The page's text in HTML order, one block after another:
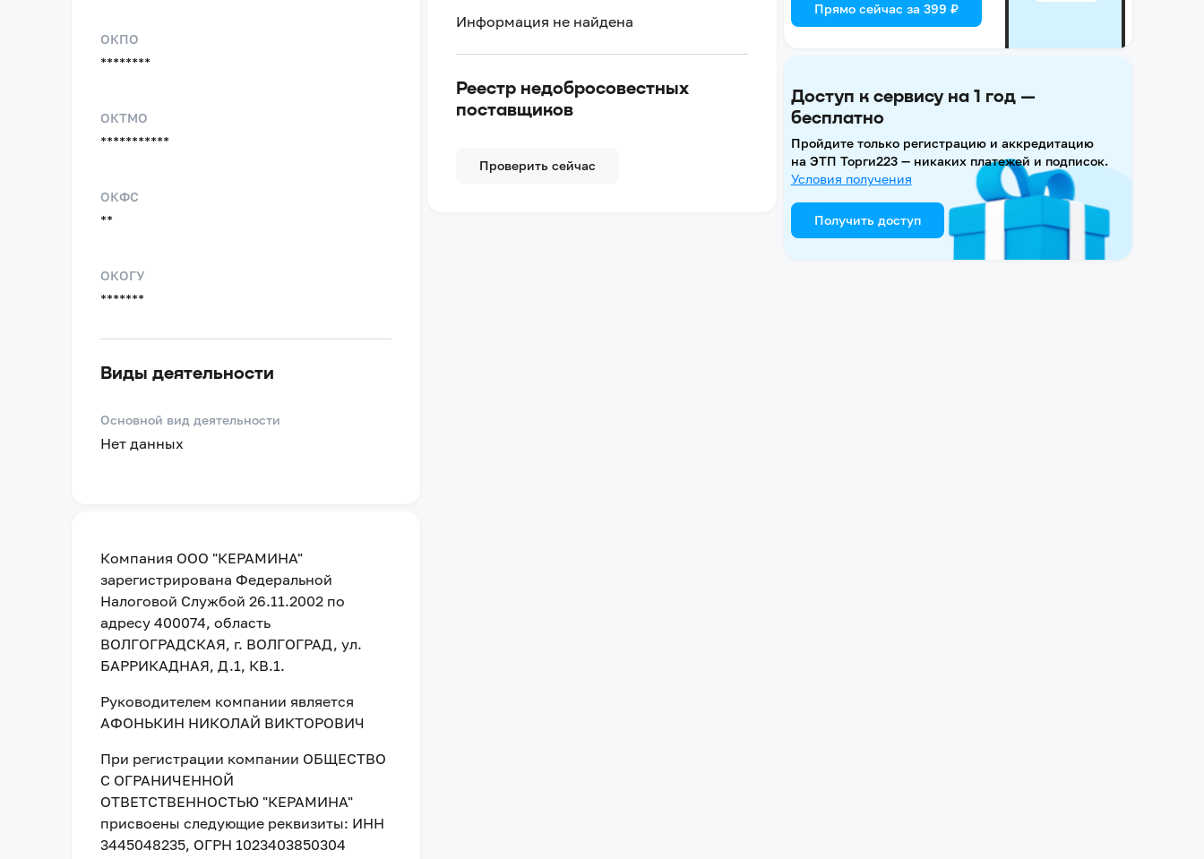
ОКПО
********
ОКТМО
***********
ОКФС
**
ОКОГУ
*******
Виды деятельности
Основной вид деятельности
Нет данных
Компания ООО "КЕРАМИНА"
зарегистрирована Федеральной
Налоговой Службой 26.11.2002 по
адресу 400074, область
ВОЛГОГРАДСКАЯ, г. ВОЛГОГРАД, ул.
БАРРИКАДНАЯ, Д.1, КВ.1.
Руководителем компании является
АФОНЬКИН НИКОЛАЙ ВИКТОРОВИЧ
При регистрации компании ОБЩЕСТВО
С ОГРАНИЧЕННОЙ
ОТВЕТСТВЕННОСТЬЮ "КЕРАМИНА"
присвоены следующие реквизиты: ИНН
3445048235, ОГРН 1023403850304
Информация не найдена
Реестр недобросовестных
поставщиков
Проверить сейчас
Прямо сейчас за 399 ₽
Доступ к сервису на 1 год —
бесплатно
Пройдите только регистрацию и аккредитацию
на ЭТП Торги223 — никаких платежей и подписок.
Условия получения
Получить доступ